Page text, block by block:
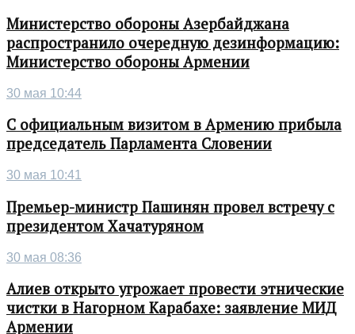
Министерство обороны Азербайджана
распространило очередную дезинформацию:
Министерство обороны Армении
30 мая 10:44
С официальным визитом в Армению прибыла
председатель Парламента Словении
30 мая 10:41
Премьер-министр Пашинян провел встречу с
президентом Хачатуряном
30 мая 08:36
Алиев открыто угрожает провести этнические
чистки в Нагорном Карабахе: заявление МИД
Армении